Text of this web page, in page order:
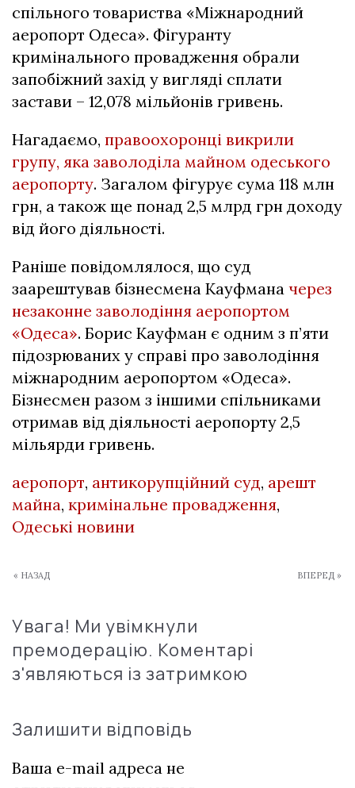
спільного товариства «Міжнародний
аеропорт Одеса». Фігуранту
кримінального провадження обрали
запобіжний захід у вигляді сплати
застави – 12,078 мільйонів гривень.
Нагадаємо, правоохоронці викрили
групу, яка заволоділа майном одеського
аеропорту. Загалом фігурує сума 118 млн
грн, а також ще понад 2,5 млрд грн доходу
від його діяльності.
Раніше повідомлялося, що суд
заарештував бізнесмена Кауфмана через
незаконне заволодіння аеропортом
«Одеса». Борис Кауфман є одним з п’яти
підозрюваних у справі про заволодіння
міжнародним аеропортом «Одеса».
Бізнесмен разом з іншими спільниками
отримав від діяльності аеропорту 2,5
мільярди гривень.
аеропорт, антикорупційний суд, арешт
майна, кримінальне провадження,
Одеські новини
« НАЗАД ВПЕРЕД »
Увага! Ми увімкнули
премодерацію. Коментарі
з'являються із затримкою
Залишити відповідь
Ваша e-mail адреса не